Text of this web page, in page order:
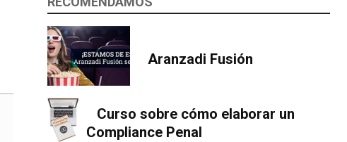
Aranzadi Fusión
Curso sobre cómo elaborar un
Compliance Penal